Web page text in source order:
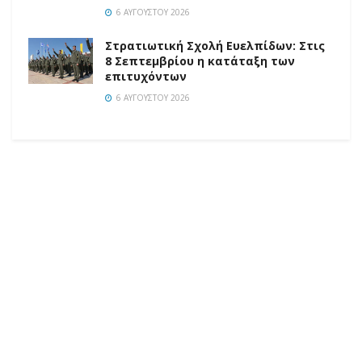
6 ΑΥΓΟΎΣΤΟΥ 2026
Στρατιωτική Σχολή Ευελπίδων: Στις
8 Σεπτεμβρίου η κατάταξη των
επιτυχόντων
6 ΑΥΓΟΎΣΤΟΥ 2026